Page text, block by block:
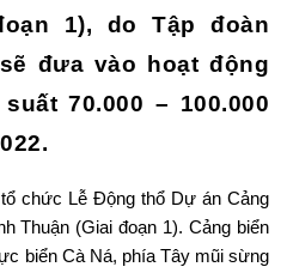
1), do Tập đoàn
đưa vào hoạt động
70.000 – 100.000
chức Lễ Động thổ Dự án Cảng
Thuận (Giai đoạn 1). Cảng biển
biển Cà Ná, phía Tây mũi sừng